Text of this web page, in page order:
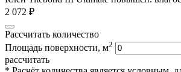
2 072 ₽
Рассчитать количество
Площадь поверхности, м2
рассчитать